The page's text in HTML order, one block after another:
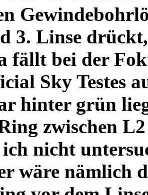
3. Linse
fällt bei der
Sky Testes
hinter grün
zwischen
ich nicht
wäre nämlich